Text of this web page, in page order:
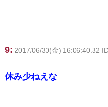
9: 2017/06/30(金) 16:06:40.32
休み少ねえな